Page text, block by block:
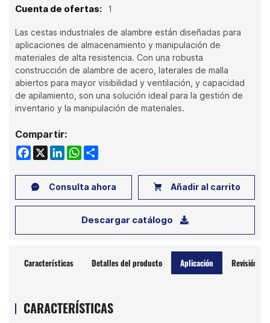
Cuenta de ofertas: 1
Las cestas industriales de alambre están diseñadas para
aplicaciones de almacenamiento y manipulación de
materiales de alta resistencia. Con una robusta
construcción de alambre de acero, laterales de malla
abiertos para mayor visibilidad y ventilación, y capacidad
de apilamiento, son una solución ideal para la gestión de
inventario y la manipulación de materiales.
Compartir:
Facebook
X LinkedIn
WhatsApp
Share
Consulta ahora Añadir al carrito
Descargar catálogo
Características Detalles del producto Aplicación Revisión
CARACTERÍSTICAS